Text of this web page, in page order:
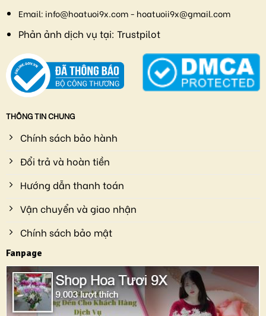
Email: info@hoatuoi9x.com - hoatuoii9x@gmail.com
Phản ảnh dịch vụ tại: Trustpilot
THÔNG TIN CHUNG
Chính sách bảo hành
Đổi trả và hoàn tiền
Hướng dẫn thanh toán
Vận chuyển và giao nhận
Chính sách bảo mật
Fanpage